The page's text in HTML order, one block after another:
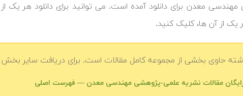
معدن برای دانلود آمده است. می توانید برای دانلود هر یک
یک از آن ها، کلیک کنید.
حاوی بخشی از مجموعه کامل مقالات است. برای دریافت سایر بخش
رایگان مقالات نشریه علمی-پژوهشی مهندسی معدن — فهرست اصلی